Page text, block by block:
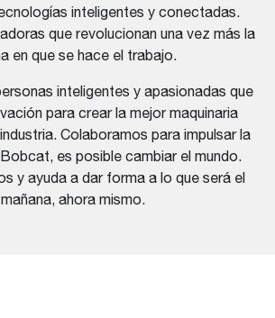
inteligentes y conectadas.
que revolucionan una vez más la
en que se hace el trabajo.
inteligentes y apasionadas que
para crear la mejor maquinaria
Colaboramos para impulsar la
es posible cambiar el mundo.
y ayuda a dar forma a lo que será el
mañana, ahora mismo.